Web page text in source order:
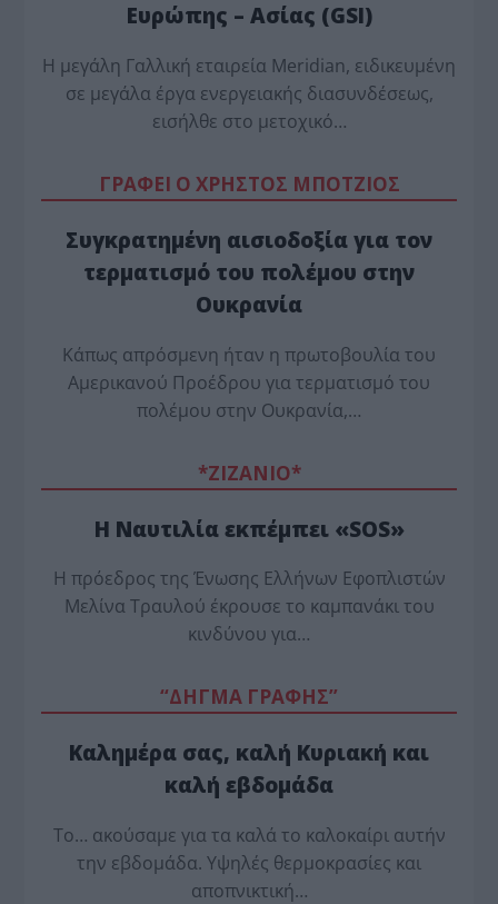
Ευρώπης – Ασίας (GSI)
Η μεγάλη Γαλλική εταιρεία Meridian, ειδικευμένη
σε μεγάλα έργα ενεργειακής διασυνδέσεως,
εισήλθε στο μετοχικό…
ΓΡΑΦΕΙ Ο ΧΡΗΣΤΟΣ ΜΠΟΤΖΙΟΣ
Συγκρατημένη αισιοδοξία για τον
τερματισμό του πολέμου στην
Ουκρανία
Κάπως απρόσμενη ήταν η πρωτοβουλία του
Αμερικανού Προέδρου για τερματισμό του
πολέμου στην Ουκρανία,…
*ZΙΖΑΝΙΟ*
Η Ναυτιλία εκπέμπει «SOS»
Η πρόεδρος της Ένωσης Ελλήνων Εφοπλιστών
Μελίνα Τραυλού έ­κρουσε το καμπανάκι του
κινδύνου για…
“ΔΗΓΜΑ ΓΡΑΦΗΣ”
Καλημέρα σας, καλή Κυριακή και
καλή εβδομάδα
Το… ακούσαμε για τα καλά το καλοκαίρι αυτήν
την εβδομάδα. Υψηλές θερμοκρασίες και
αποπνικτική…